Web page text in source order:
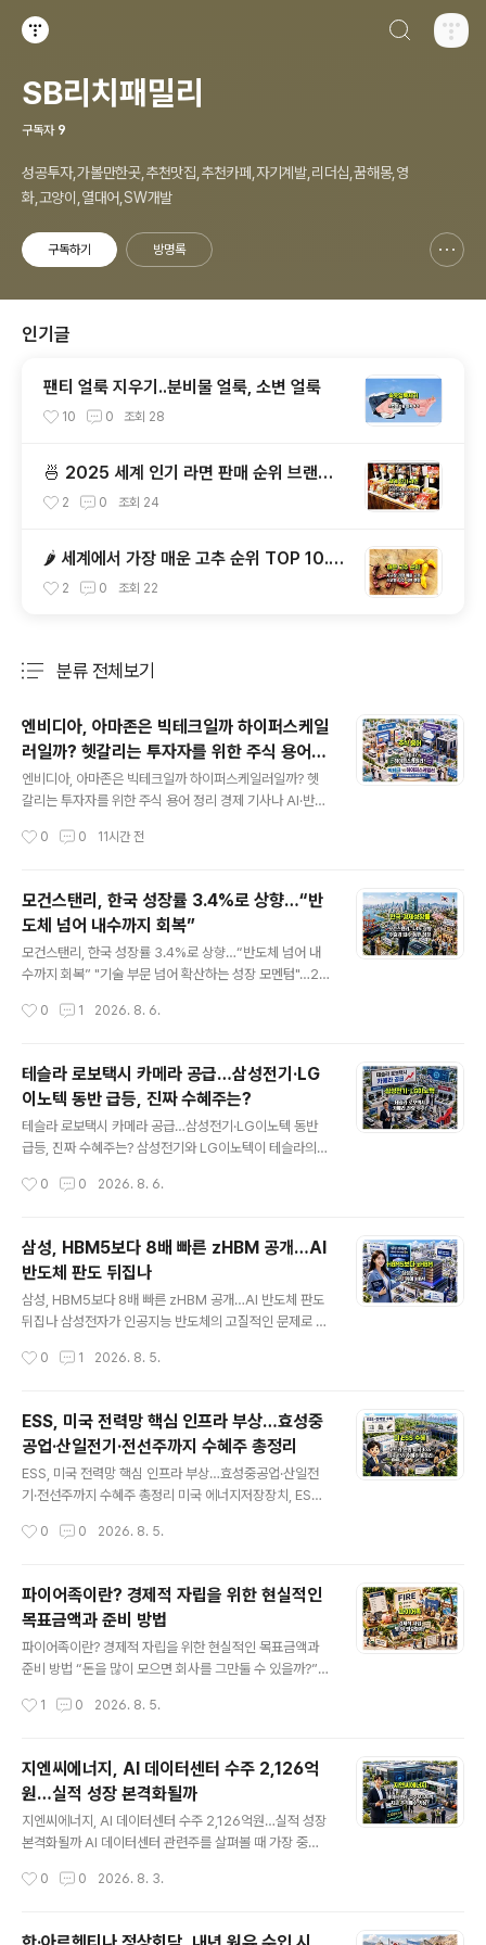
SB리치패밀리
구독자 9
성공투자,가볼만한곳,추천맛집,추천카페,자기계발,리더십,꿈해몽,영
화,고양이,열대어,SW개발
구독하기 방명록
인기글
팬티 얼룩 지우기..분비물 얼룩, 소변 얼룩
10 0 조회 28
🍜 2025 세계 인기 라면 판매 순위 브랜드
TOP 10 & 국가별 인기 라면 순위 BEST 2
2 0 조회 24
🌶️ 세계에서 가장 매운 고추 순위 TOP 10...
(기네스 등재된 스코빌 지수 기준)
2 0 조회 22
분류 전체보기
엔비디아, 아마존은 빅테크일까 하이퍼스케일
러일까? 헷갈리는 투자자를 위한 주식 용어
정리
엔비디아, 아마존은 빅테크일까 하이퍼스케일러일까? 헷
갈리는 투자자를 위한 주식 용어 정리 경제 기사나 AI·반도
이 자주 등장합니다.두 용어 모두 아마존, 마이크로소프트,
에 같은 뜻처럼 느껴지기도 합니다. 그러나 엄밀히 따지면
기업을 구분하는 기준 자체가 다릅니다.쉽게 정리하면 다
음과 같습니다.빅테크는 기업의 크기와 시장 영향력을 강
조하는 표현이고, 하이퍼스케일러는 초대형 컴퓨팅 인프라
를 운영하고 확장하는 능력을 강조하는 표현입니다.아마존
있지만, 모든 빅테크 기업이 하이퍼스케일러인 것은 아닙
0 0 11시간 전
모건스탠리, 한국 성장률 3.4%로 상향…“반
도체 넘어 내수까지 회복”
모건스탠리, 한국 성장률 3.4%로 상향…“반도체 넘어 내
수까지 회복” "기술 부문 넘어 확산하는 성장 모멘텀"…20
은 8·10월 추가 인상…내년 1분기 금리 3.5% 전망글로벌
를 기존 2.8%에서 3.4%로 0.6%포인트 상향 조정했습니
다.2027년 성장률 전망도 기존 2.3%에서 2.7%로 0.
4%포인트 올렸습니다. 단순히 반도체 수출이 좋다는 수준
을 넘어 자동차·기계·소비재 수출과 설비투자, 민간소비, 관
광·서비스업까지 경기 회복세가 확산하고 있다는 판단입니
리는 물가 상승률 전망과 한국은행 기준금리 전망도 함께
0 1 2026. 8. 6.
테슬라 로보택시 카메라 공급…삼성전기·LG
이노텍 동반 급등, 진짜 수혜주는?
테슬라 로보택시 카메라 공급…삼성전기·LG이노텍 동반
급등, 진짜 수혜주는? 삼성전기와 LG이노텍이 테슬라의
한다는 소식이 전해지면서 국내 전자부품주가 강하게 반등
함께 MSCI 한국 지수 신규 편입 가능성까지 부각되며 장
중 18% 넘게 상승했습니다. 삼성전기 역시 로보택시 카메
라뿐 아니라 AI 서버용 MLCC와 FC-BGA 공급 확대 기
대가 겹치며 두 자릿수 상승률을 기록했습니다.2026년 8
월 5일 기준 삼성전기는 전일 대비 13.76% 오른 134만
거래를 마쳤습니다. LG이노텍의 ‘16%대 급등’은 오전 장
0 0 2026. 8. 6.
삼성, HBM5보다 8배 빠른 zHBM 공개…AI
반도체 판도 뒤집나
삼성, HBM5보다 8배 빠른 zHBM 공개…AI 반도체 판도
뒤집나 삼성전자가 인공지능 반도체의 고질적인 문제로 꼽
술을 공개했습니다.주인공은 zHBM입니다. 삼성전자는 미
메모리를 수직으로 쌓는 새로운 구조를 선보이며, 향후 HB
M5 기반 시스템보다 최대 8배 높은 성능을 구현할 수 있
다는 청사진을 제시했습니다.다만 이번 발표를 두고 ‘HBM
5보다 8배 빠른 메모리가 이미 개발됐다’고 받아들이는 것
은 다소 성급합니다. 현재 공개된 것은 상용화된 완성품보
다.그럼에도 이번 발표가 중요한 이유는 분명합니다. 삼성
0 1 2026. 8. 5.
ESS, 미국 전력망 핵심 인프라 부상…효성중
공업·산일전기·전선주까지 수혜주 총정리
ESS, 미국 전력망 핵심 인프라 부상…효성중공업·산일전
기·전선주까지 수혜주 총정리 미국 에너지저장장치, ESS
와 미국 전력망을 지탱하는 핵심 인프라로 바뀌고 있습니
구조 변화와 전략적 시사점’ 보고서에서 주목해야 할 부분
도 단순한 배터리 수요 증가가 아닙니다.미국 ESS 시장의
경쟁 기준이 저렴한 가격에서 벗어나 ▲미국 현지 생산 ▲
부품 원산지 ▲비중국 공급망 ▲안전성 ▲납기 ▲설치 및
유지보수 대응 능력으로 이동하고 있다는 점입니다.이 변
니라 효성중공업·LS ELECTRIC·산일전기·HD현대일렉트
0 0 2026. 8. 5.
파이어족이란? 경제적 자립을 위한 현실적인
목표금액과 준비 방법
파이어족이란? 경제적 자립을 위한 현실적인 목표금액과
준비 방법 “돈을 많이 모으면 회사를 그만둘 수 있을까?”한
활이 힘들어서일 수도 있고, 가족과 보내는 시간을 늘리고
목받은 개념이 바로 파이어(FIRE)​입니다.파이어는 단순히
젊은 나이에 회사를 그만두는 것을 의미하지 않습니다. 핵
심은 월급이 없어도 생활을 유지할 수 있는 경제적 기반을
마련해, 생계를 위해 원하지 않는 일을 계속해야 하는 상태
을 모으면 가능한 조기 은퇴’라고 생각하면 현실과 큰 차이
1 0 2026. 8. 5.
지엔씨에너지, AI 데이터센터 수주 2,126억
원…실적 성장 본격화될까
지엔씨에너지, AI 데이터센터 수주 2,126억원…실적 성장
본격화될까 AI 데이터센터 관련주를 살펴볼 때 가장 중요
센터 건설 프로젝트에서 계약을 따내고, 그 수주가 매출과
에서 지엔씨에너지의 최근 행보는 눈에 띕니다. 지엔씨에
0 0 2026. 8. 3.